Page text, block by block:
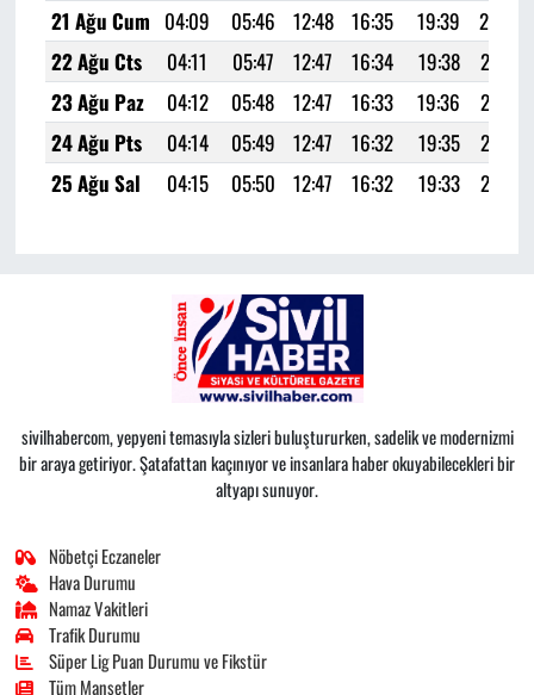
21 Ağu Cum 04:09 05:46 12:48 16:35 19:39
21:09
22 Ağu Cts
04:11 05:47 12:47 16:34 19:38
21:07
23 Ağu Paz
04:12 05:48 12:47 16:33 19:36
21:05
24 Ağu Pts
04:14 05:49 12:47 16:32 19:35
21:03
25 Ağu Sal
04:15 05:50 12:47 16:32 19:33 21:01
sivilhabercom, yepyeni temasıyla sizleri buluştururken, sadelik ve modernizmi
bir araya getiriyor. Şatafattan kaçınıyor ve insanlara haber okuyabilecekleri bir
altyapı sunuyor.
Nöbetçi Eczaneler
Hava Durumu
Namaz Vakitleri
Trafik Durumu
Süper Lig Puan Durumu ve Fikstür
Tüm Manşetler